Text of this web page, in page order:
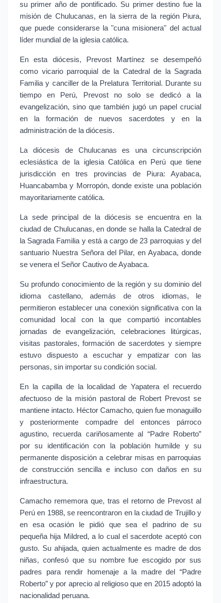
su primer año de pontificado. Su primer destino fue la
misión de Chulucanas, en la sierra de la región Piura,
que puede considerarse la "cuna misionera" del actual
líder mundial de la iglesia católica.
En esta diócesis, Prevost Martínez se desempeñó
como vicario parroquial de la Catedral de la Sagrada
Familia y canciller de la Prelatura Territorial. Durante su
tiempo en Perú, Prevost no solo se dedicó a la
evangelización, sino que también jugó un papel crucial
en la formación de nuevos sacerdotes y en la
administración de la diócesis.
La diócesis de Chulucanas es una circunscripción
eclesiástica de la iglesia Católica en Perú que tiene
jurisdicción en tres provincias de Piura: Ayabaca,
Huancabamba y Morropón, donde existe una población
mayoritariamente católica.
La sede principal de la diócesis se encuentra en la
ciudad de Chulucanas, en donde se halla la Catedral de
la Sagrada Familia y está a cargo de 23 parroquias y del
santuario Nuestra Señora del Pilar, en Ayabaca, donde
se venera el Señor Cautivo de Ayabaca.
Su profundo conocimiento de la región y su dominio del
idioma castellano, además de otros idiomas, le
permitieron establecer una conexión significativa con la
comunidad local con la que compartió incontables
jornadas de evangelización, celebraciones litúrgicas,
visitas pastorales, formación de sacerdotes y siempre
estuvo dispuesto a escuchar y empatizar con las
personas, sin importar su condición social.
En la capilla de la localidad de Yapatera el recuerdo
afectuoso de la misión pastoral de Robert Prevost se
mantiene intacto. Héctor Camacho, quien fue monaguillo
y posteriormente compadre del entonces párroco
agustino, recuerda cariñosamente al “Padre Roberto”
por su identificación con la población humilde y su
permanente disposición a celebrar misas en parroquias
de construcción sencilla e incluso con daños en su
infraestructura.
Camacho rememora que, tras el retorno de Prevost al
Perú en 1988, se reencontraron en la ciudad de Trujillo y
en esa ocasión le pidió que sea el padrino de su
pequeña hija Mildred, a lo cual el sacerdote aceptó con
gusto. Su ahijada, quien actualmente es madre de dos
niñas, confesó que su nombre fue escogido por sus
padres para rendir homenaje a la madre del “Padre
Roberto” y por aprecio al religioso que en 2015 adoptó la
nacionalidad peruana.